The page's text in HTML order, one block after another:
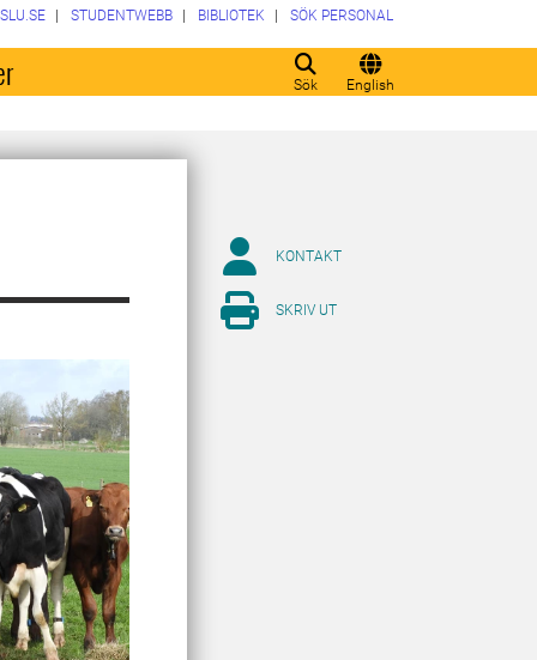
Sök English
SLU.SE STUDENTWEBB BIBLIOTEK SÖK PERSONAL
KONTAKT
SKRIV UT